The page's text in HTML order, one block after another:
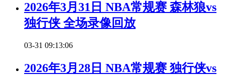
2026年3月31日 NBA常规赛 森林狼vs
独行侠 全场录像回放
03-31 09:13:06
2026年3月28日 NBA常规赛 独行侠vs